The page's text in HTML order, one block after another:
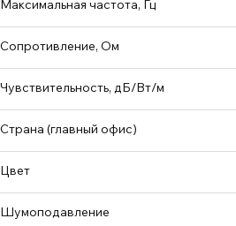
Максимальная частота, Гц
Сопротивление, Ом
32
38
47
Чувствительность, дБ/Вт/м
110
Страна (главный офис)
Цвет
белый
Шумоподавление